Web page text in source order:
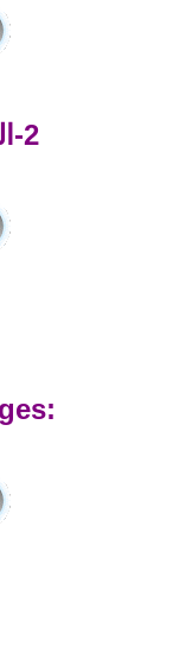
2-الجيد في الرياضيات: